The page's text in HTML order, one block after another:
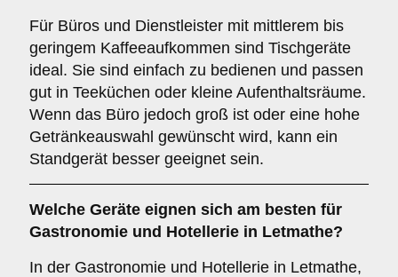
Für Büros und Dienstleister mit mittlerem bis
geringem Kaffeeaufkommen sind Tischgeräte
ideal. Sie sind einfach zu bedienen und passen
gut in Teeküchen oder kleine Aufenthaltsräume.
Wenn das Büro jedoch groß ist oder eine hohe
Getränkeauswahl gewünscht wird, kann ein
Standgerät besser geeignet sein.
Welche Geräte eignen sich am besten für
Gastronomie und Hotellerie in Letmathe?
In der Gastronomie und Hotellerie in Letmathe,